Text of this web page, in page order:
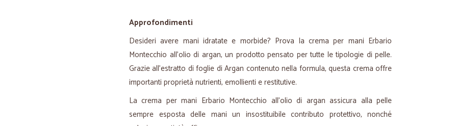
Approfondimenti
Desideri avere mani idratate e morbide? Prova la crema per mani Erbario
Montecchio all'olio di argan, un prodotto pensato per tutte le tipologie di pelle.
Grazie all’estratto di foglie di Argan contenuto nella formula, questa crema offre
importanti proprietà nutrienti, emollienti e restitutive.
La crema per mani Erbario Montecchio all'olio di argan assicura alla pelle
sempre esposta delle mani un insostituibile contributo protettivo, nonché